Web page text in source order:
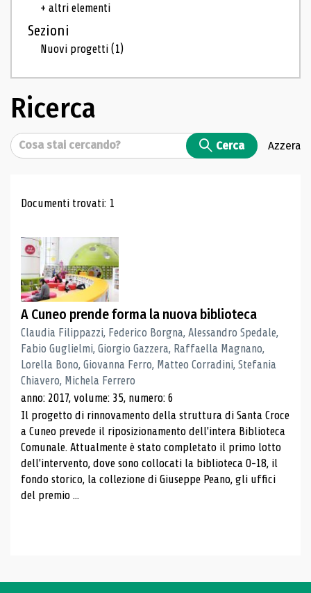
+ altri elementi
Sezioni
Nuovi progetti(1)
Ricerca
Cerca Cerca Azzera
Risultati di ricerca
Documenti trovati: 1
A Cuneo prende forma la nuova biblioteca
Claudia Filippazzi, Federico Borgna, Alessandro Spedale,
Fabio Guglielmi, Giorgio Gazzera, Raffaella Magnano,
Lorella Bono, Giovanna Ferro, Matteo Corradini, Stefania
Chiavero, Michela Ferrero
anno: 2017, volume: 35, numero: 6
Il progetto di rinnovamento della struttura di Santa Croce
a Cuneo prevede il riposizionamento dell'intera Biblioteca
Comunale. Attualmente è stato completato il primo lotto
dell'intervento, dove sono collocati la biblioteca 0-18, il
fondo storico, la collezione di Giuseppe Peano, gli uffici
del premio ...